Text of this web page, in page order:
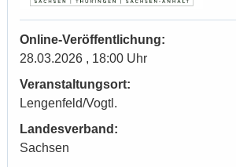
Online-Veröffentlichung:
28.03.2026 , 18:00 Uhr
Veranstaltungsort:
Lengenfeld/Vogtl.
Landesverband:
Sachsen